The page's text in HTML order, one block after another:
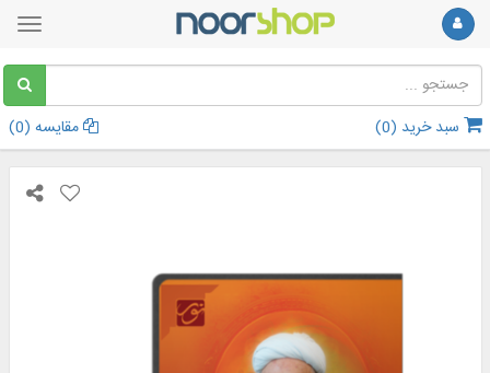
سبد خرید (0
) مقایسه (0
)